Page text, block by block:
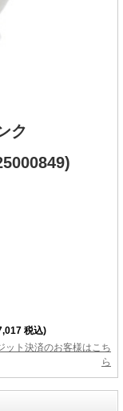
ク
税込)
ット決済のお客様はこち
ら